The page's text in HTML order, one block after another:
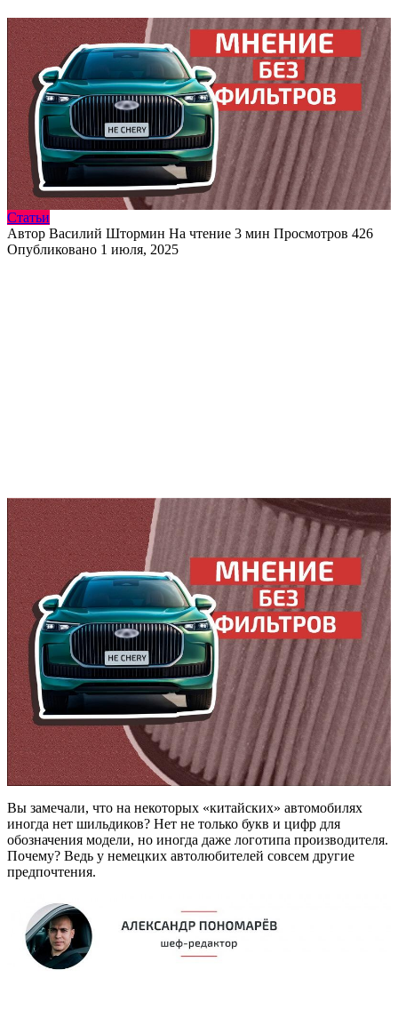
Статьи
Автор Василий Штормин На чтение 3 мин Просмотров 426
Опубликовано 1 июля, 2025
Вы замечали, что на некоторых «китайских» автомобилях
иногда нет шильдиков? Нет не только букв и цифр для
обозначения модели, но иногда даже логотипа производителя.
Почему? Ведь у немецких автолюбителей совсем другие
предпочтения.